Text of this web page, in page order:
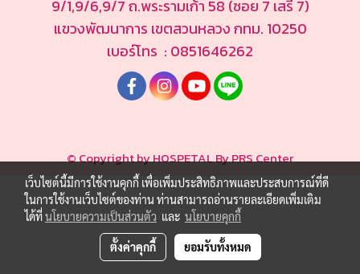
9/1,9/6,9/7 ถ.พระรามเก้า 58 (ซอย 7 เสรี 7)
แขวงพัฒนาการ เขตสวนหลวง กทม. 10250
เบอร์โทร : 0851646262
© Copyright by HOSPETAL By PRS Center
เว็บไซต์นี้มีการใช้งานคุกกี้ เพื่อเพิ่มประสิทธิภาพและประสบการณ์ที่ดี
ในการใช้งานเว็บไซต์ของท่าน ท่านสามารถอ่านรายละเอียดเพิ่มเติม
ได้ที่นโยบายความเป็นส่วนตัว และ นโยบายคุกกี้
ตั้งค่าคุกกี้ ยอมรับทั้งหมด